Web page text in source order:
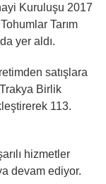
Kuruluşu 2017
Tarım
yer aldı.
satışlara
Birlik
113.
hizmetler
devam ediyor.